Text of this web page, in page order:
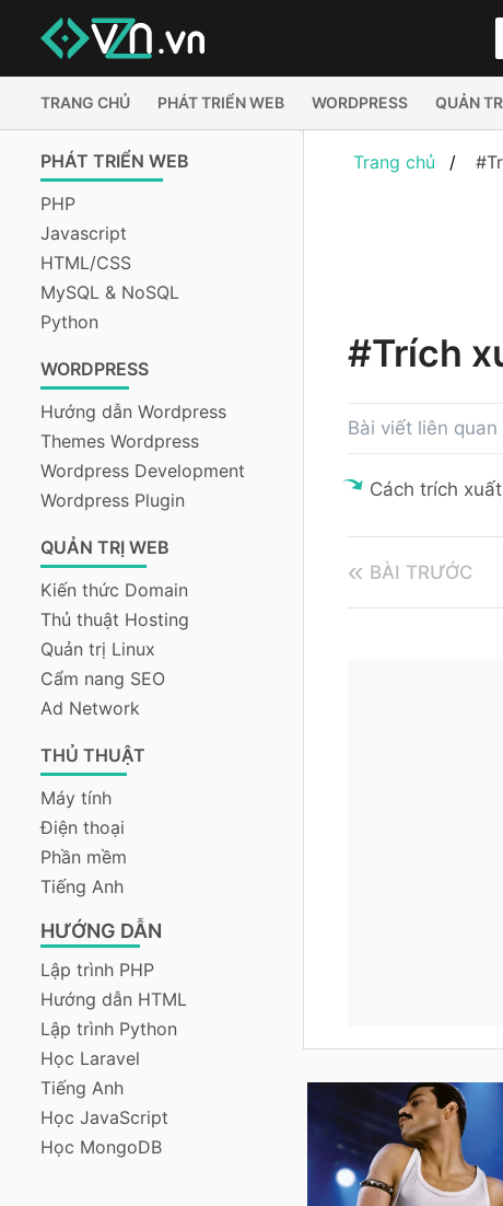
TRANG CHỦ PHÁT TRIỂN WEB WORDPRESS QUẢN
PHÁT TRIỂN WEB
PHP
Javascript
HTML/CSS
MySQL & NoSQL
Python
WORDPRESS
Hướng dẫn Wordpress
Themes Wordpress
Wordpress Development
Wordpress Plugin
QUẢN TRỊ WEB
Kiến thức Domain
Thủ thuật Hosting
Quản trị Linux
Cẩm nang SEO
Ad Network
THỦ THUẬT
Máy tính
Điện thoại
Phần mềm
Tiếng Anh
HƯỚNG DẪN
Lập trình PHP
Hướng dẫn HTML
Lập trình Python
Học Laravel
Tiếng Anh
Học JavaScript
Học MongoDB
Trang chủ
#Trích
Bài viết liên
Cách trích
BÀI TRƯỚC